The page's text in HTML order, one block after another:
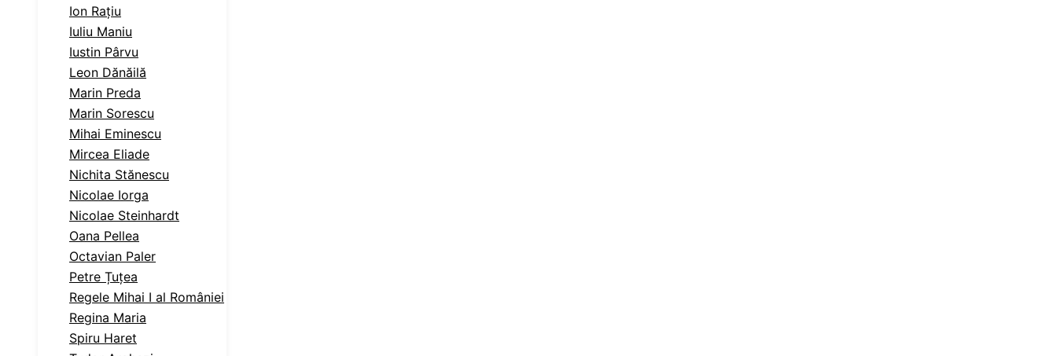
Ion Rațiu
Iuliu Maniu
Iustin Pârvu
Leon Dănăilă
Marin Preda
Marin Sorescu
Mihai Eminescu
Mircea Eliade
Nichita Stănescu
Nicolae Iorga
Nicolae Steinhardt
Oana Pellea
Octavian Paler
Petre Țuțea
Regele Mihai I al României
Regina Maria
Spiru Haret